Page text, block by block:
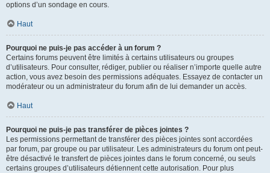
options d’un sondage en cours.
Haut
Pourquoi ne puis-je pas accéder à un forum ?
Certains forums peuvent être limités à certains utilisateurs ou groupes
d’utilisateurs. Pour consulter, rédiger, publier ou réaliser n’importe quelle autre
action, vous avez besoin des permissions adéquates. Essayez de contacter un
modérateur ou un administrateur du forum afin de lui demander un accès.
Haut
Pourquoi ne puis-je pas transférer de pièces jointes ?
Les permissions permettant de transférer des pièces jointes sont accordées
par forum, par groupe ou par utilisateur. Les administrateurs du forum ont peut-
être désactivé le transfert de pièces jointes dans le forum concerné, ou seuls
certains groupes d’utilisateurs détiennent cette autorisation. Pour plus